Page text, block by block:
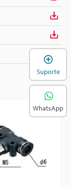
Suporte
WhatsApp